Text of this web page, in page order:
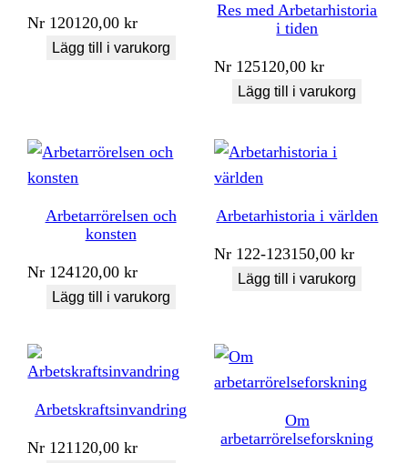
Nr 120120,00kr
Lägg till i varukorg
Res med Arbetarhistoria
i tiden
Nr 125120,00kr
Lägg till i varukorg
Arbetarrörelsen och
konsten
Nr 124120,00kr
Lägg till i varukorg
Arbetarhistoria i världen
Nr 122-123150,00kr
Lägg till i varukorg
Arbetskraftsinvandring
Nr 121120,00kr
Om
arbetarrörelseforskning